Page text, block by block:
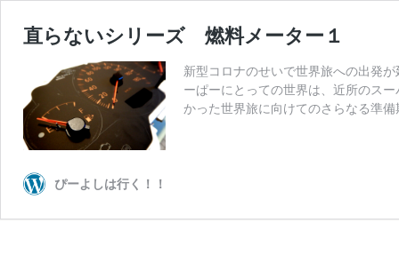
直らないシリーズ 燃料メーター１
新型コロナのせいで世界旅への出発
ーぱーにとっての世界は、近所のス
かった世界旅に向けてのさらなる準
ぴーよしは行く！！